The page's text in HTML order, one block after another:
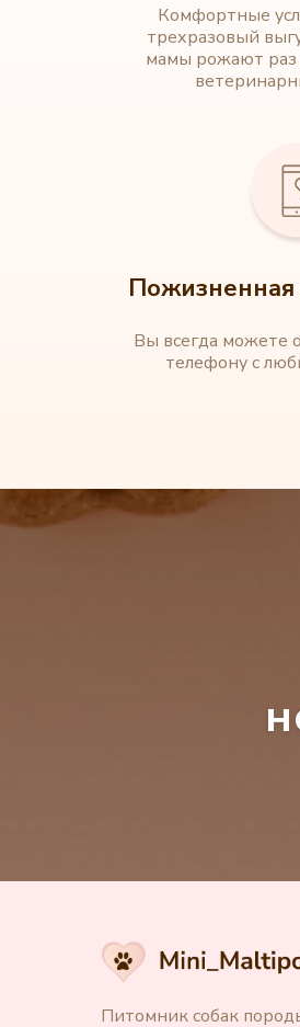
Комфортные
трехразовый
мамы рожают раз
Пожизненная
Вы всегда можете
телефону с
Питомник собак